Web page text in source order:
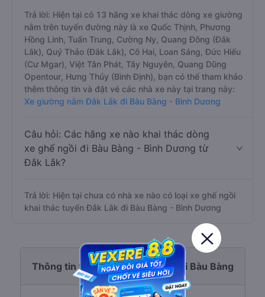
Trả lời: Hiện tại có 13 hãng xe khai thác dòng xe giường
nằm trên tuyến đường này là xe Quốc Thịnh, Phương
Hồng Linh, Tuấn Trung, Cường Ny, Quang Đông (Đắk
Lắk), Quý Thảo (Đắk Lắk), Cô Hai, Loan Sáng, Đức Hiếu
(Cư Mgar), Việt Tân Phát, Tây Nguyên, Quang Dũng
Opentour, Hưng Thủy (Bình Định), bạn có thể tham khảo
thêm thông tin và đặt vé các nhà xe này tại trang này:
Xe giường nằm Đắk Lắk đi Bàu Bàng - Bình Dương
Câu hỏi: Các hãng xe nào khai thác dòng
xe ghế ngồi đi Bàu Bàng - Bình Dương từ
Đắk Lắk?
Trả lời: Hiện tại chưa có nhà xe nào có loại xe ghế ngồi
khai thác tuyến Đắk Lắk đi Bàu Bàng - Bình Dương
Thông tin tuyến đường Đắk Lắk đi Bàu Bàng